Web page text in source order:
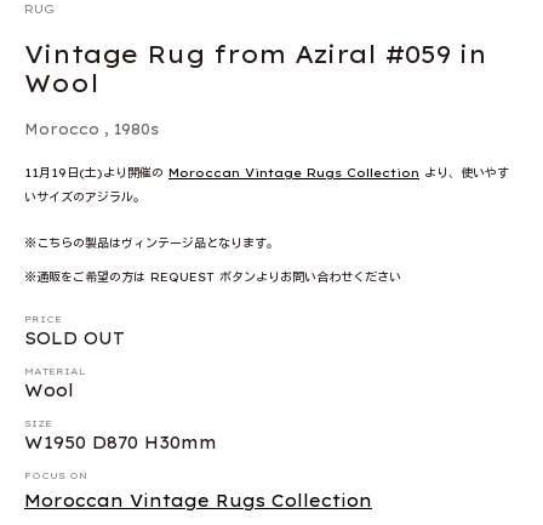
RUG
Vintage Rug from Aziral #059 in
Wool
Morocco , 1980s
11月19日(土)より開催の Moroccan Vintage Rugs Collection より、使いやす
いサイズのアジラル。
※こちらの製品はヴィンテージ品となります。
※通販をご希望の方は REQUEST ボタンよりお問い合わせください
PRICE
SOLD OUT
MATERIAL
Wool
SIZE
W1950 D870 H30mm
FOCUS ON
Moroccan Vintage Rugs Collection